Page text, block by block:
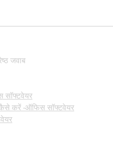
जवाब
करें -ऑफिस सॉफ्टवेयर